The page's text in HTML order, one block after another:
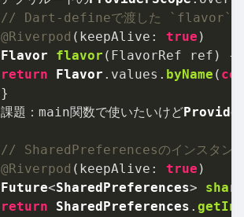
// Dart-defineで渡した `flavor` 文字
@Riverpod ( keepAlive : true
Flavor
flavor ( FlavorRef ref
return
Flavor . values . byName (
}
課題：main関数で使いたいけど
// SharedPreferencesのインスタンス
@Riverpod ( keepAlive : true
Future<SharedPreferences>
return
SharedPreferences .